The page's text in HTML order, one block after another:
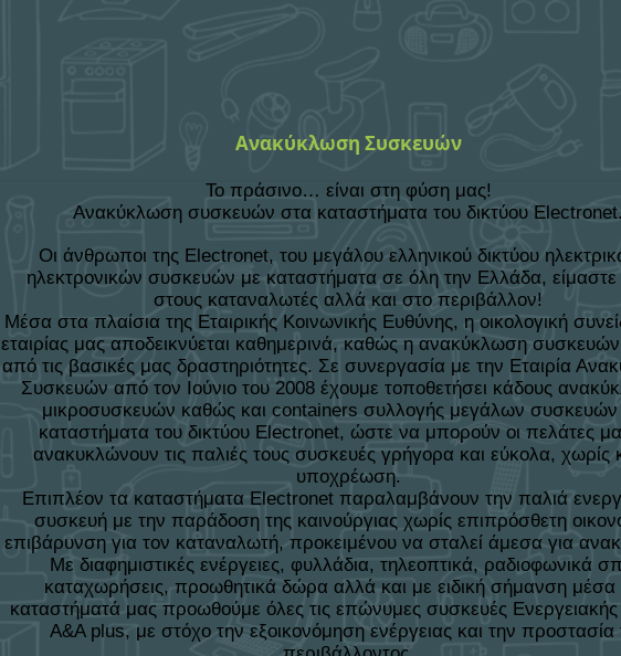
Ανακύκλωση Συσκευών
Το πράσινο… είναι στη φύση μας!
Ανακύκλωση συσκευών στα καταστήματα του δικτύου Electronet.
Οι άνθρωποι της Electronet, του μεγάλου ελληνικού δικτύου
ηλεκτρονικών συσκευών με καταστήματα σε όλη την Ελλάδα, είμαστε
στους καταναλωτές αλλά και στο περιβάλλον!
Μέσα στα πλαίσια της Εταιρικής Κοινωνικής Ευθύνης, η οικολογική
εταιρίας μας αποδεικνύεται καθημερινά, καθώς η ανακύκλωση συσκευών
από τις βασικές μας δραστηριότητες. Σε συνεργασία με την Εταιρία
Συσκευών από τον Ιούνιο του 2008 έχουμε τοποθετήσει κάδους
μικροσυσκευών καθώς και containers συλλογής μεγάλων
καταστήματα του δικτύου Electronet, ώστε να μπορούν οι πελάτες
ανακυκλώνουν τις παλιές τους συσκευές γρήγορα και εύκολα, χωρίς
υποχρέωση.
Επιπλέον τα καταστήματα Electronet παραλαμβάνουν την παλιά
συσκευή με την παράδοση της καινούργιας χωρίς επιπρόσθετη
επιβάρυνση για τον καταναλωτή, προκειμένου να σταλεί άμεσα για
Με διαφημιστικές ενέργειες, φυλλάδια, τηλεοπτικά, ραδιοφωνικά
καταχωρήσεις, προωθητικά δώρα αλλά και με ειδική σήμανση μέσα
καταστήματά μας προωθούμε όλες τις επώνυμες συσκευές
Α&Α plus, με στόχο την εξοικονόμηση ενέργειας και την προστασία